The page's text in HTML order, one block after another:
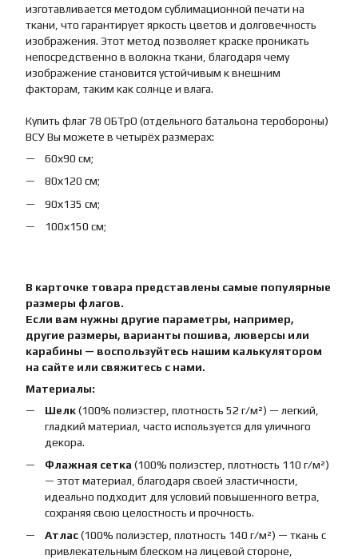
изготавливается методом сублимационной печати на
ткани, что гарантирует яркость цветов и долговечность
изображения. Этот метод позволяет краске проникать
непосредственно в волокна ткани, благодаря чему
изображение становится устойчивым к внешним
факторам, таким как солнце и влага.
Купить флаг 78 ОБТрО (отдельного батальона теробороны)
ВСУ Вы можете в четырёх размерах:
60х90 см;
80х120 см;
90х135 см;
100х150 см;
В карточке товара представлены самые популярные
размеры флагов.
Если вам нужны другие параметры, например,
другие размеры, варианты пошива, люверсы или
карабины — воспользуйтесь нашим калькулятором
на сайте или свяжитесь с нами.
Материалы:
Шелк(100% полиэстер, плотность 52 г/м²) — легкий,
гладкий материал, часто используется для уличного
декора.
Флажная сетка (100% полиэстер, плотность 110 г/м²)
— этот материал, благодаря своей эластичности,
идеально подходит для условий повышенного ветра,
сохраняя свою целостность и прочность.
Атлас(100% полиэстер, плотность 140 г/м²) — ткань с
привлекательным блеском на лицевой стороне,